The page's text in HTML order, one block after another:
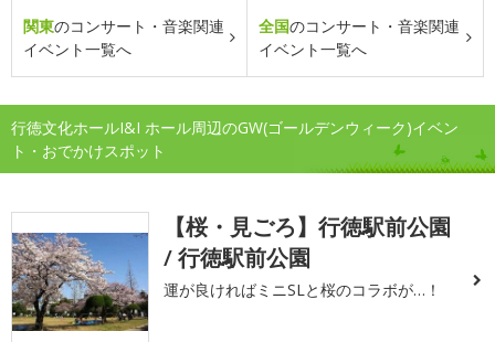
関東のコンサート・音楽関連
イベント一覧へ
全国のコンサート・音楽関連
イベント一覧へ
行徳文化ホールI&I ホール周辺のGW(ゴールデンウィーク)イベン
ト・おでかけスポット
【桜・見ごろ】行徳駅前公園
/ 行徳駅前公園
運が良ければミニSLと桜のコラボが…！